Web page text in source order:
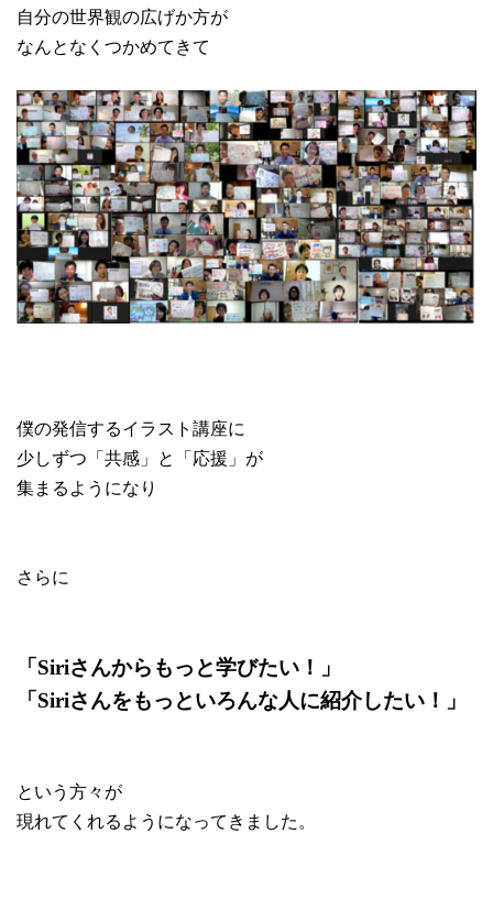
自分の世界観の広げか方が
なんとなくつかめてきて
僕の発信するイラスト講座に
少しずつ「共感」と「応援」が
集まるようになり
さらに
「Siriさんから もっと学びたい！」
「Siriさんをもっといろんな人に紹介したい！」
という方々が
現れてくれるようになってきました。